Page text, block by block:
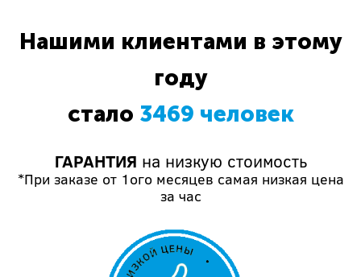
Нашими клиентами в этому
году
стало 3469 человек
ГАРАНТИЯ на низкую стоимость
*При заказе от 1ого месяцев самая низкая цена
за час